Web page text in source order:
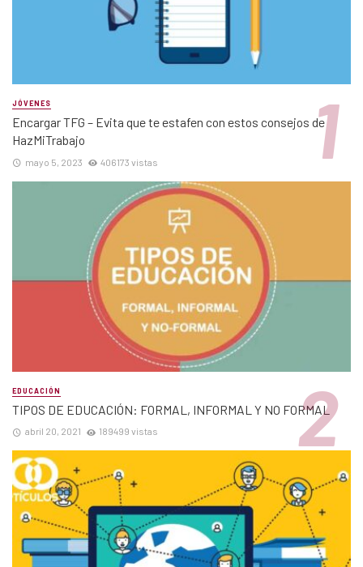
JÓVENES
Encargar TFG – Evita que te estafen con estos consejos de
HazMiTrabajo
mayo 5, 2023 406173 vistas
EDUCACIÓN
TIPOS DE EDUCACIÓN: FORMAL, INFORMAL Y NO FORMAL
abril 20, 2021 189499 vistas